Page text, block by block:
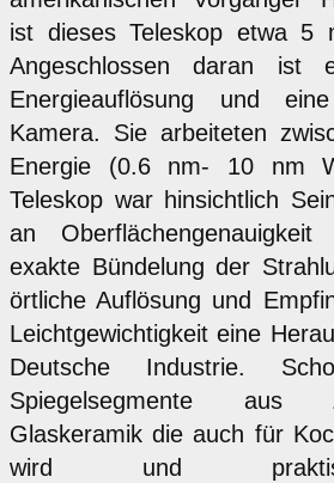
ist dieses Teleskop etwa 5
Angeschlossen daran ist
Energieauflösung und
Kamera. Sie arbeiteten
Energie (0.6 nm- 10 nm
Teleskop war hinsichtlich
an
exakte Bündelung der
örtliche Auflösung und
Leichtgewichtigkeit eine
Deutsche Industrie.
Spiegelsegmente aus
Glaskeramik die auch für
wird und